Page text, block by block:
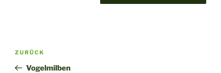
e
r
Beitragsnavigation
Vorheriger
Beitrag
ZURÜCK
Vogelmilben